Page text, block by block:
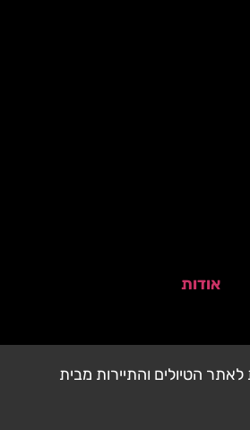
אודות
לאתר הטיולים והתיירות מבית